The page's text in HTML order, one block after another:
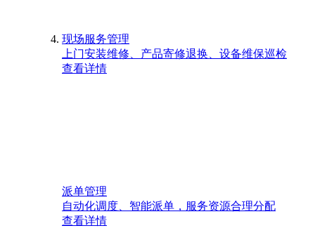
现场服务管理
上门安装维修、产品寄修退换、设备维保巡检
查看详情
派单管理
自动化调度、智能派单，服务资源合理分配
查看详情